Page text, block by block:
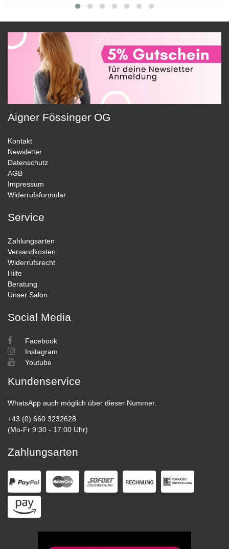
Aigner Fössinger OG
Kontakt
Newsletter
Datenschutz
AGB
Impressum
Widerrufsformular
Service
Zahlungsarten
Versandkosten
Widerrufsrecht
Hilfe
Beratung
Unser Salon
Social Media
Facebook
Instagram
Youtube
Kundenservice
WhatsApp auch möglich über dieser Nummer.
+43 (0) 660 3232628
(Mo-Fr 9:30 - 17:00 Uhr)
Zahlungsarten